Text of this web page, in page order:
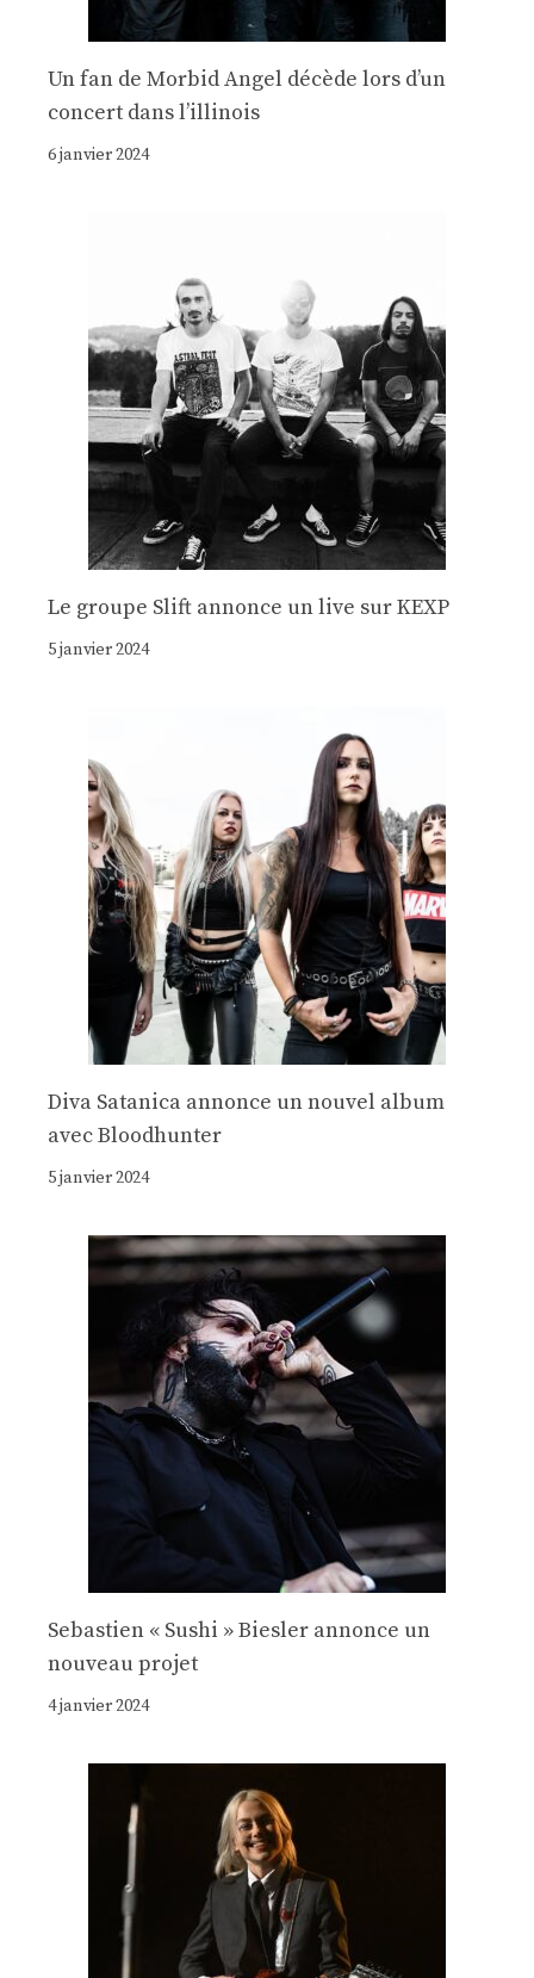
Un fan de Morbid Angel décède lors d’un
concert dans l’illinois
6 janvier 2024
Le groupe Slift annonce un live sur KEXP
5 janvier 2024
Diva Satanica annonce un nouvel album
avec Bloodhunter
5 janvier 2024
Sebastien « Sushi » Biesler annonce un
nouveau projet
4 janvier 2024